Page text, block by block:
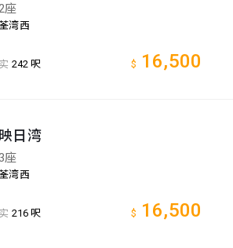
座
湾西
实 242 呎 $ 16,500
映日湾
座
湾西
实 216 呎 $ 16,500